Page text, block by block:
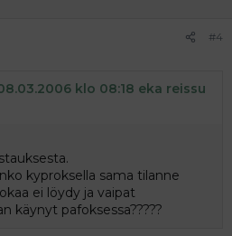
#4
klo 08:18 eka reissu
kyproksella sama tilanne
ei löydy ja vaipat
käynyt pafoksessa?????